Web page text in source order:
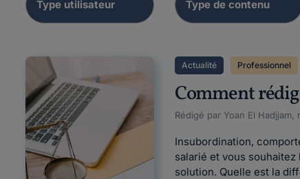
Actualité Professionnel
Comment
Rédigé par Yoan El
Insubordination,
salarié et vous
solution. Quelle est la